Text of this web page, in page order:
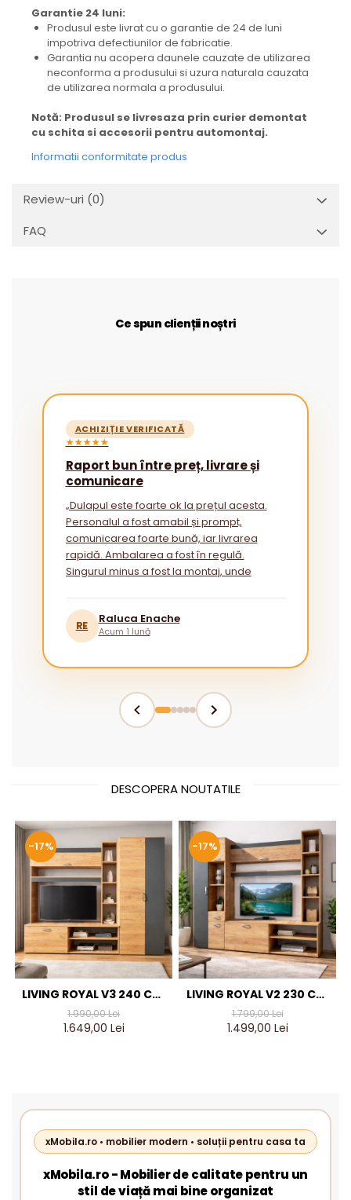
Garantie 24 luni:
Produsul este livrat cu o garantie de 24 de luni
impotriva defectiunilor de fabricatie.
Garantia nu acopera daunele cauzate de utilizarea
neconforma a produsului si uzura naturala cauzata
de utilizarea normala a produsului.
Notă: Produsul se livresaza prin curier demontat
cu schita si accesorii pentru automontaj.
Informatii conformitate produs
Review-uri (0)
FAQ
Ce spun clienții noștri
ACHIZIȚIE VERIFICATĂ
★★★★★
Raport bun între preț, livrare și
comunicare
„Dulapul este foarte ok la prețul acesta.
Personalul a fost amabil și prompt,
comunicarea foarte bună, iar livrarea
rapidă. Ambalarea a fost în regulă.
Singurul minus a fost la montaj, unde
RE
Raluca Enache
Acum 1 lună
DESCOPERA NOUTATILE
-17%
LIVING ROYAL V3 240 CM,
STEJAR AURIU & GRI
ANTRACIT – MOBILIER
1.990,00 Lei
1.649,00 Lei
-17%
LIVING ROYAL V2 230 CM,
STEJAR AURIU & GRI
ANTRACIT – MOBILIER
1.799,00 Lei
1.499,00 Lei
xMobila.ro • mobilier modern • soluții pentru casa ta
xMobila.ro - Mobilier de calitate pentru un
stil de viață mai bine organizat